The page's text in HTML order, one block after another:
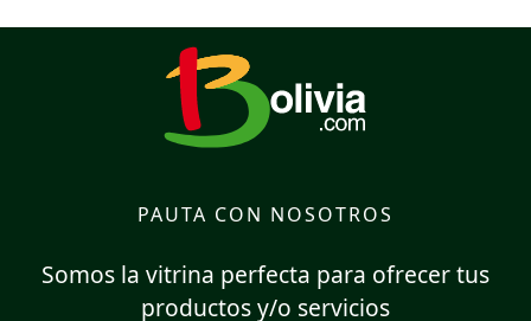
PAUTA CON NOSOTROS
Somos la vitrina perfecta para ofrecer tus
productos y/o servicios